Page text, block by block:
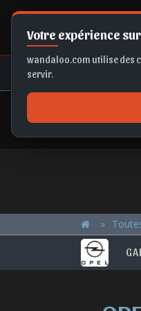
Votre expérience
wandaloo.com utilise des
servir.